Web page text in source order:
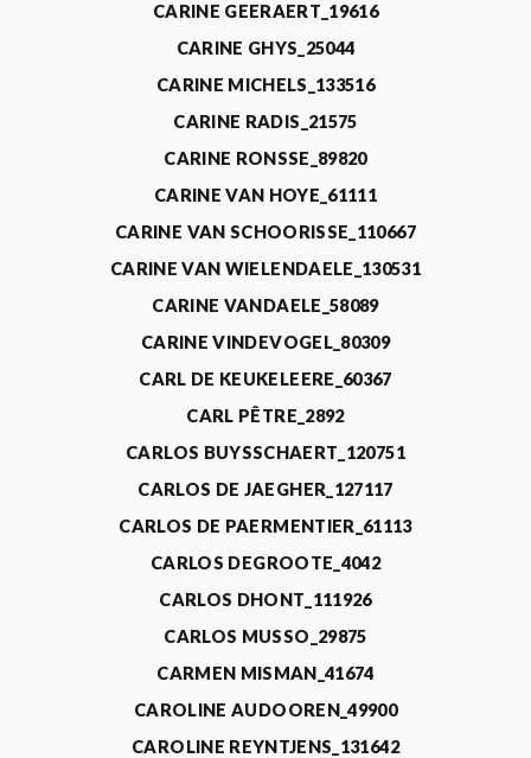
CARINE GEERAERT_19616
CARINE GHYS_25044
CARINE MICHELS_133516
CARINE RADIS_21575
CARINE RONSSE_89820
CARINE VAN HOYE_61111
CARINE VAN SCHOORISSE_110667
CARINE VAN WIELENDAELE_130531
CARINE VANDAELE_58089
CARINE VINDEVOGEL_80309
CARL DE KEUKELEERE_60367
CARL PÊTRE_2892
CARLOS BUYSSCHAERT_120751
CARLOS DE JAEGHER_127117
CARLOS DE PAERMENTIER_61113
CARLOS DEGROOTE_4042
CARLOS DHONT_111926
CARLOS MUSSO_29875
CARMEN MISMAN_41674
CAROLINE AUDOOREN_49900
CAROLINE REYNTJENS_131642